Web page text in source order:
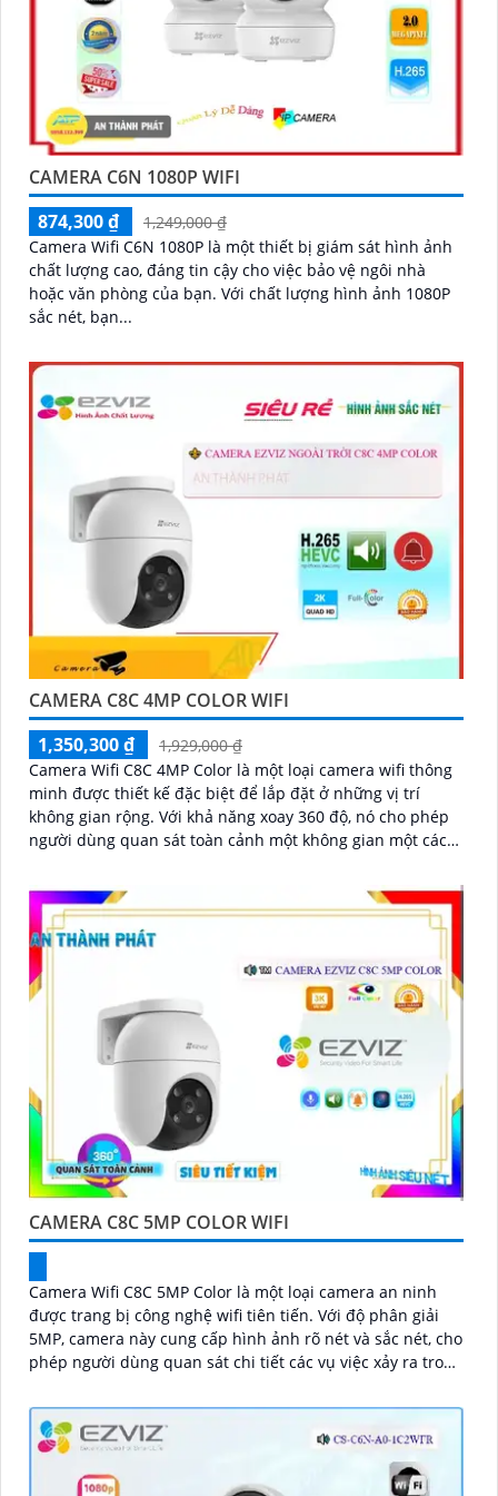
CAMERA C6N 1080P WIFI
874,300 ₫
1,249,000 ₫
Camera Wifi C6N 1080P là một thiết bị giám sát hình ảnh
chất lượng cao, đáng tin cậy cho việc bảo vệ ngôi nhà
hoặc văn phòng của bạn. Với chất lượng hình ảnh 1080P
sắc nét, bạn...
CAMERA C8C 4MP COLOR WIFI
1,350,300 ₫
1,929,000 ₫
Camera Wifi C8C 4MP Color là một loại camera wifi thông
minh được thiết kế đặc biệt để lắp đặt ở những vị trí
không gian rộng. Với khả năng xoay 360 độ, nó cho phép
người dùng quan sát toàn cảnh một không gian một cách
CAMERA C8C 5MP COLOR WIFI
Camera Wifi C8C 5MP Color là một loại camera an ninh
được trang bị công nghệ wifi tiên tiến. Với độ phân giải
5MP, camera này cung cấp hình ảnh rõ nét và sắc nét, cho
phép người dùng quan sát chi tiết các vụ việc xảy ra trong